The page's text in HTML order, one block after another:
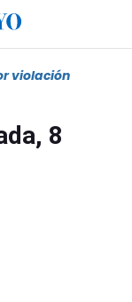
violación
8